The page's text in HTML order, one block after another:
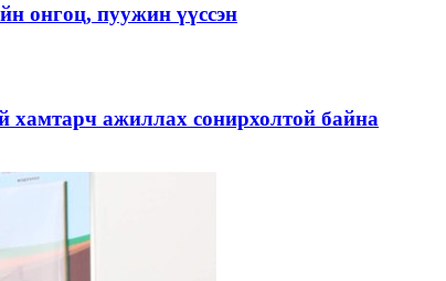
онгоц, пуужин үүссэн
хамтарч ажиллах сонирхолтой байна